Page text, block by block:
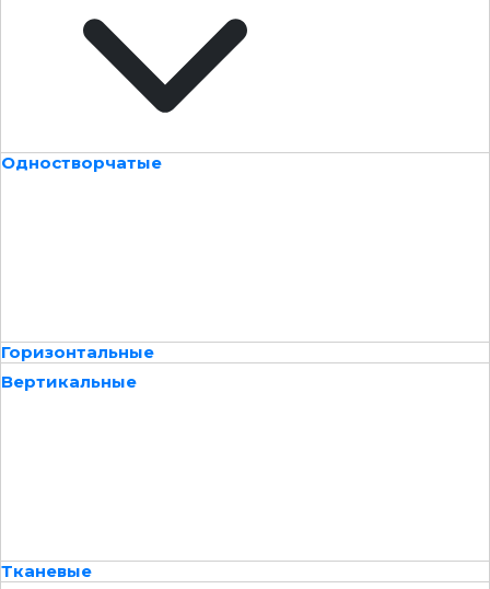
Одностворчатые
Горизонтальные
Вертикальные
Тканевые